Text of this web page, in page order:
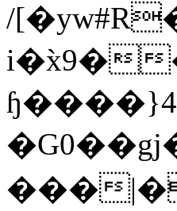
/
i�x̀9�
���